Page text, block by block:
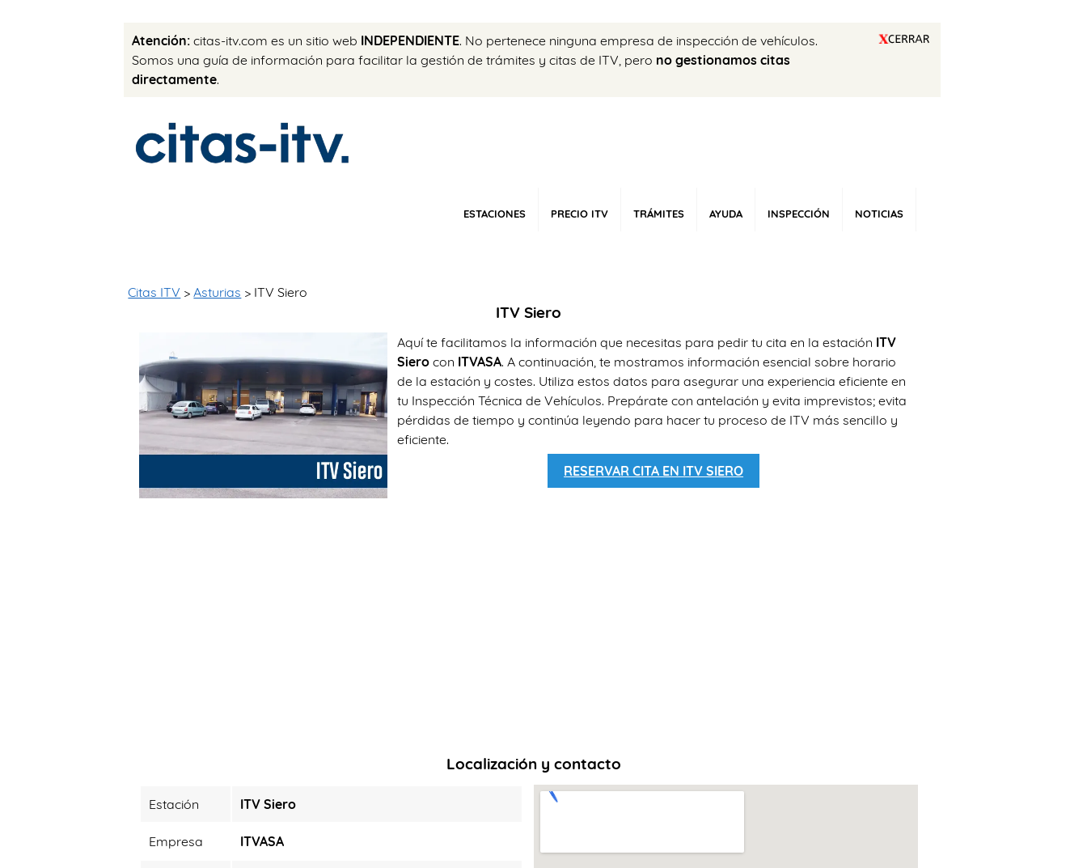
Atención: citas-itv.com es un sitio web INDEPENDIENTE. No pertenece ninguna empresa de inspección de vehículos.
Somos una guía de información para facilitar la gestión de trámites y citas de ITV, pero no gestionamos citas
directamente.
ESTACIONES PRECIO ITV TRÁMITES AYUDA INSPECCIÓN NOTICIAS
Citas ITV >Asturias > ITV Siero
ITV Siero
Aquí te facilitamos la información que necesitas para pedir tu cita en la estación ITV
Siero con ITVASA. A continuación, te mostramos información esencial sobre horario
de la estación y costes. Utiliza estos datos para asegurar una experiencia eficiente en
tu Inspección Técnica de Vehículos. Prepárate con antelación y evita imprevistos; evita
pérdidas de tiempo y continúa leyendo para hacer tu proceso de ITV más sencillo y
eficiente.
RESERVAR CITA EN ITV SIERO
Localización y contacto
Estación ITV Siero
Empresa ITVASA